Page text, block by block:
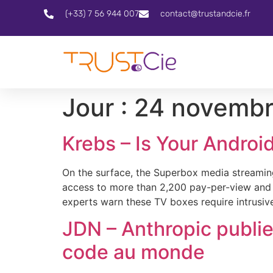
(+33) 7 56 944 007 contact@trustandcie.fr
Jour : 24
Krebs – Is Your
On the surface, the Superbox media
access to more than 2,200 pay-per-view
experts warn these TV boxes require
JDN – Anthropic
code au monde